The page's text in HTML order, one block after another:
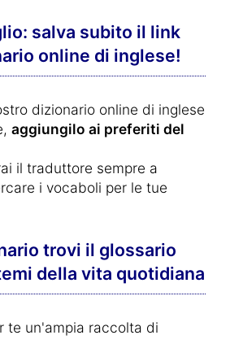
salva subito il link
online di inglese!
dizionario online di inglese
aggiungilo ai preferiti del
il traduttore sempre a
i vocaboli per le tue
trovi il glossario
della vita quotidiana
te un'ampia raccolta di